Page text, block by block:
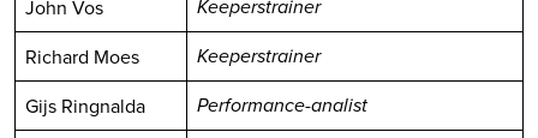
John Vos Keeperstrainer
Richard Moes Keeperstrainer
Gijs Ringnalda Performance-analist